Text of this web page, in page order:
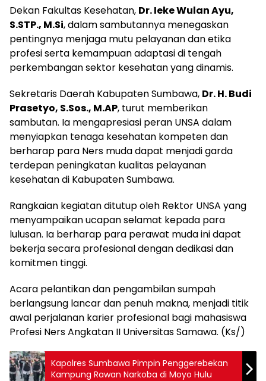
Dekan Fakultas Kesehatan, Dr. Ieke Wulan Ayu,
S.STP., M.Si, dalam sambutannya menegaskan
pentingnya menjaga mutu pelayanan dan etika
profesi serta kemampuan adaptasi di tengah
perkembangan sektor kesehatan yang dinamis.
Sekretaris Daerah Kabupaten Sumbawa, Dr. H. Budi
Prasetyo, S.Sos., M.AP, turut memberikan
sambutan. Ia mengapresiasi peran UNSA dalam
menyiapkan tenaga kesehatan kompeten dan
berharap para Ners muda dapat menjadi garda
terdepan peningkatan kualitas pelayanan
kesehatan di Kabupaten Sumbawa.
Rangkaian kegiatan ditutup oleh Rektor UNSA yang
menyampaikan ucapan selamat kepada para
lulusan. Ia berharap para perawat muda ini dapat
bekerja secara profesional dengan dedikasi dan
komitmen tinggi.
Acara pelantikan dan pengambilan sumpah
berlangsung lancar dan penuh makna, menjadi titik
awal perjalanan karier profesional bagi mahasiswa
Profesi Ners Angkatan II Universitas Samawa. (Ks/)
Kapolres Sumbawa Pimpin Penggerebekan
Kampung Rawan Narkoba di Moyo Hulu